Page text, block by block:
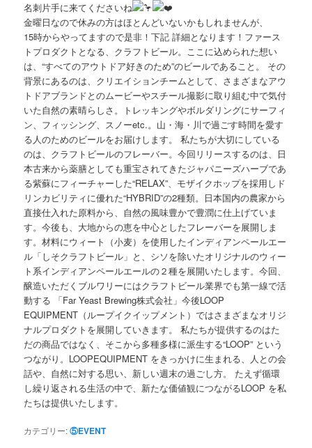
名刺片手に来てくださいね
金曜日なので休みの方はほとんどいないかもしれませんが、
15時からやってますので是非！下記 詳細となります！ファース
トプロダクトとなる、クラフトビール。ここに込められた想い
は、“すべてのアウトドア好きのため”のビールであること。 その
背景にあるのは、クリエイションチームとして、さまざまなアウ
トドアブランドとのムービーやスチール撮影に取り組む中で気付
いた自然の素晴らしさ。トレッキングやボルダリングにサーフィ
ン、フィッシング、スノーetc.。山・海・川で過ごす時間を愛す
る人のためのビールをお届けします。 私たちが大切にしている
のは、クラフトビールのフレーバー。今回リリースするのは、日
本古来から薬膳としても重宝されてきたジャパニーズハーブであ
る紫蘇にフィーチャーした“RELAX”、モザイクホップを採用しド
リンカビリティに優れた“HYBRID”の2種類。日本国内の農家から
直接仕入れた原料から、自然の風味豊かで豊潤に仕上げていま
す。今後も、大地からの恵を中心としたフレーバーを展開しま
す。材料にウィート（小麦）を使用したインディアンペールエー
ル「しそクラフトビール」と、シソを除いたオリジナルのウィー
ト系インディアンペールエールの２種を展開いたします。今回、
醸造いただくブルワリーにはクラフトビール業界でも第一線で活
動する 「Far Yeast Brewing株式会社」今後LOOP
EQUIPMENT（ループイクイップメント）ではさまざまなオリジ
ナルプロダクトを展開していきます。 私たちが提供するのはた
だの商品ではなく、そこから多種多様に派生する“LOOP” という
つながり。LOOPEQUIPMENT をきっかけに生まれる、人との会
話や、自然に対する思い、新しい週末の過ごし方。 たえず循環
し繰り返される生活の中で、新たな価値観につながるLOOP を私
たちは提供いたします。
カテゴリー:⑤EVENT